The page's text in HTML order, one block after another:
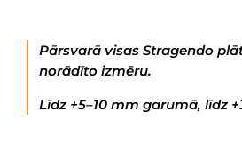
Pārsvarā visas Stragendo
norādīto izmēru.
Līdz +5–10 mm garumā, līdz